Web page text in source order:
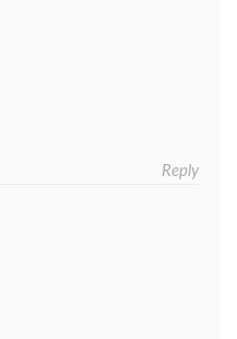
Reply